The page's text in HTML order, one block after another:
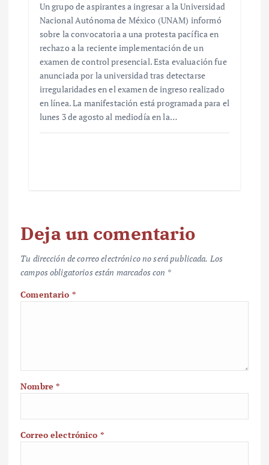
Un grupo de aspirantes a ingresar a la Universidad
Nacional Autónoma de México (UNAM) informó
sobre la convocatoria a una protesta pacífica en
rechazo a la reciente implementación de un
examen de control presencial. Esta evaluación fue
anunciada por la universidad tras detectarse
irregularidades en el examen de ingreso realizado
en línea. La manifestación está programada para el
lunes 3 de agosto al mediodía en la…
Deja un comentario
Tu dirección de correo electrónico no será publicada. Los
campos obligatorios están marcados con *
Comentario *
Nombre*
Correo electrónico *